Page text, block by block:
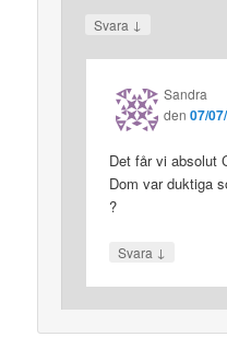
Svara ↓
Sandra
den07/
Det får vi absolut
Dom var duktiga
?
Svara ↓